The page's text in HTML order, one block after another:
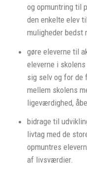
og opmuntring til
den enkelte elev
muligheder bedst
gøre eleverne til
eleverne i
sig selv og for de
mellem skolens
ligeværdighed,
bidrage til
livtag med de
opmuntres
af livsværdier.